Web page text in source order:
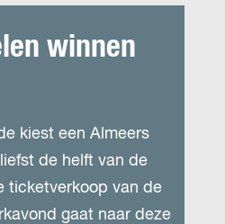
winnen
kiest een Almeers
de helft van de
ticketverkoop van de
gaat naar deze